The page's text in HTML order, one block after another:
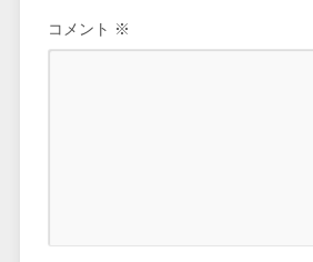
コメント ※